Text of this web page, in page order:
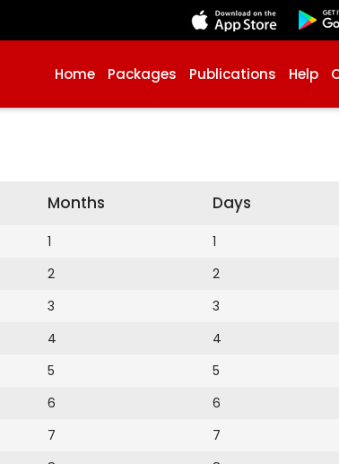
Home Packages Publications Help
Months
1
2
3
4
5
6
7
Days
1
2
3
4
5
6
7